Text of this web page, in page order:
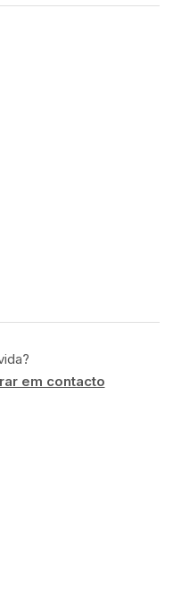
em contacto